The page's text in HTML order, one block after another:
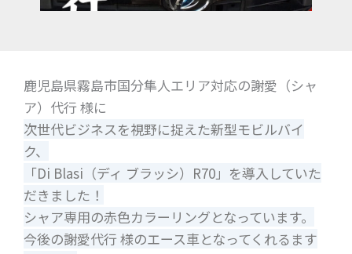
鹿児島県霧島市国分隼人エリア対応の謝愛（シャ
ア）代行 様に
次世代ビジネスを視野に捉えた新型モビルバイ
ク、
「Di Blasi（ディ ブラッシ）R70」を導入していた
だきました！
シャア専用の赤色カラーリングとなっています。
今後の謝愛代行 様のエース車となってくれるます